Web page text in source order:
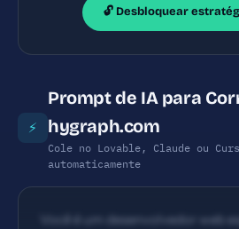
🔓 Desbloquear
⚡
Prompt de IA para
hygraph.com
Cole no Lovable, Claude ou
automaticamente
Você é um desenvolvedor web